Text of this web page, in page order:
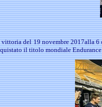
vittoria del 19 novembre 2017alla 6
il titolo mondiale